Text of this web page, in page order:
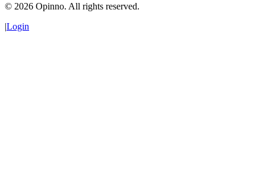
© 2026 Opinno. All rights reserved.
|Login